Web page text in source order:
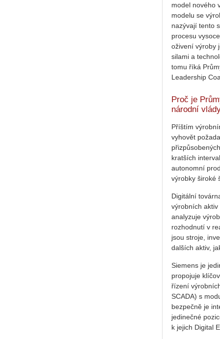
model nového
modelu se
nazývají tento
procesu
oživení výroby
silami a
tomu říká
Leadership
Proč je
národní
Příštím
vyhovět
kratších
autonomní
výrobky široké
Digitální
výrobních
analyzuje
rozhodnutí v
jsou stroje,
dalších aktiv,
Siemens je
propojuje
řízení
SCADA) s
bezpečně je
jedinečné
k jejich Digital